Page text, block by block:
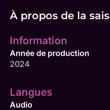
À propos de la
Information
Année de production
2024
Langues
Audio